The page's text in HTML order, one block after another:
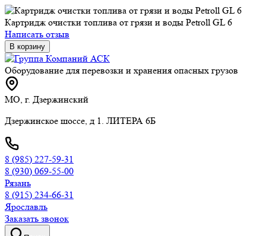
Картридж очистки топлива от грязи и воды Petroll GL 6
Написать отзыв
В корзину
Оборудование для перевозки и хранения опасных грузов
МО, г. Дзержинский
Дзержинское шоссе, д 1. ЛИТЕРА 6Б
8 (985) 227-59-31
8 (930) 069-55-00
Рязань
8 (915) 234-66-31
Ярославль
Заказать звонок